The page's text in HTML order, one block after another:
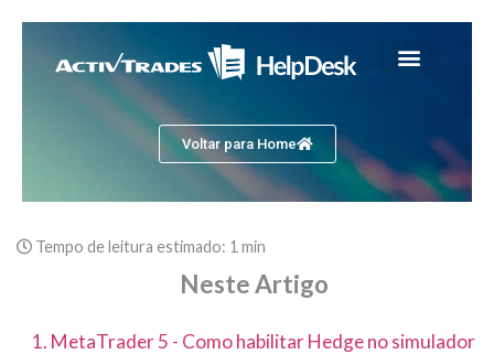
Voltar para Home
Tempo de leitura estimado: 1 min
Neste Artigo
1. MetaTrader 5 - Como habilitar Hedge no simulador